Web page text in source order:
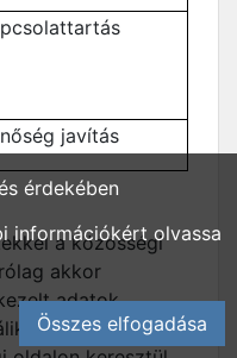
javítás
a közösségi
akkor
adatok
lényegessé, ha
érdekében
információkért olvassa
Összes elfogadása